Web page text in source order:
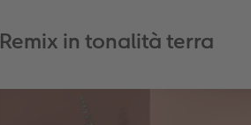
Remix in tonalità terra